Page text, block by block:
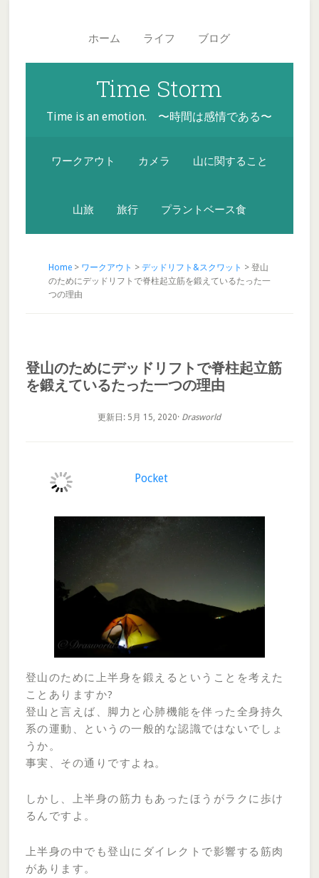
navigation
ホーム ライフ ブログ
Time Storm
Time is an emotion. 〜時間は感情である〜
ワークアウト カメラ 山に関すること
山旅 旅行 プラントベース食
Home> ワークアウト > デッドリフト&スクワット > 登山
のためにデッドリフトで脊柱起立筋を鍛えているたった一
つの理由
登山のためにデッドリフトで脊柱起立筋
を鍛えているたった一つの理由
更新日: 5月 15, 2020· Drasworld
Pocket
登山のために上半身を鍛えるということを考えた
ことありますか?
登山と言えば、脚力と心肺機能を伴った全身持久
系の運動、というの一般的な認識ではないでしょ
うか。
事実、その通りですよね。
しかし、上半身の筋力もあったほうがラクに歩け
るんですよ。
上半身の中でも登山にダイレクトで影響する筋肉
があります。